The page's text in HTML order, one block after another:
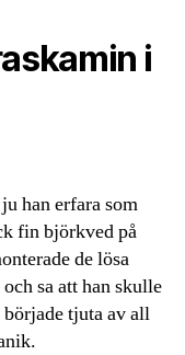
i
han erfara som
fin björkved på
de lösa
sa att han skulle
tjuta av all